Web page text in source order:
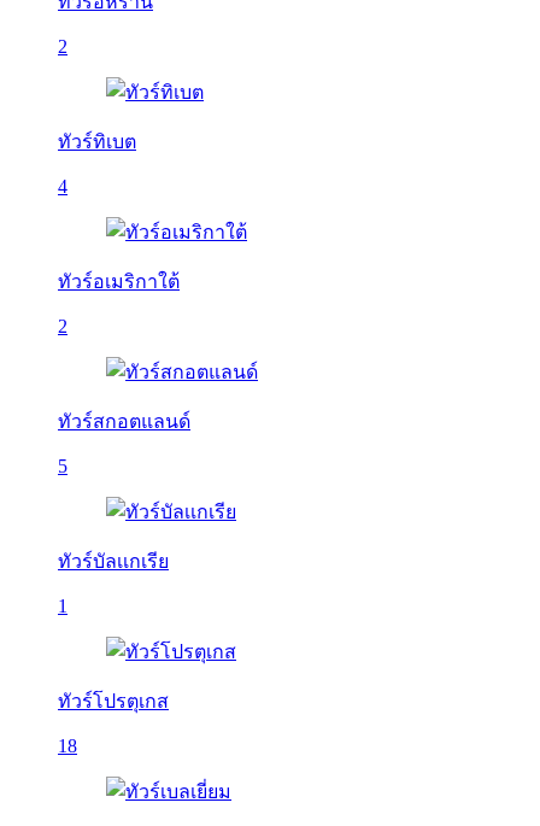
2
ทัวร์ทิเบต
4
ทัวร์อเมริกาใต้
2
ทัวร์สกอตแลนด์
5
ทัวร์บัลเเกเรีย
1
ทัวร์โปรตุเกส
18